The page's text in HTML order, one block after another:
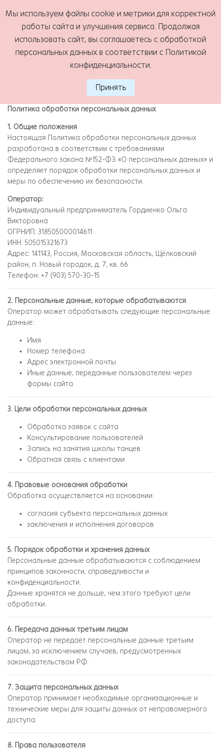
МЕНЮ
Политика обработки
персональных данных
Политика обработки персональных данных
1. Общие положения
Настоящая Политика обработки персональных данных
разработана в соответствии с требованиями
Федерального закона №152-ФЗ «О персональных данных» и
определяет порядок обработки персональных данных и
меры по обеспечению их безопасности.
Оператор:
Индивидуальный предприниматель Гордиенко Ольга
Викторовна
ОГРНИП: 318505000014611
ИНН: 505015321673
Адрес: 141143, Россия, Московская область, Щёлковский
район, п. Новый городок, д. 7, кв. 66
Телефон: +7 (903) 570-30-15
2. Персональные данные, которые обрабатываются
Оператор может обрабатывать следующие персональные
данные:
Имя
Номер телефона
Адрес электронной почты
Иные данные, переданные пользователем через
формы сайта
3. Цели обработки персональных данных
Обработка заявок с сайта
Консультирование пользователей
Запись на занятия школы танцев
Обратная связь с клиентами
4. Правовые основания обработки
Обработка осуществляется на основании:
согласия субъекта персональных данных
заключения и исполнения договоров
5. Порядок обработки и хранения данных
Персональные данные обрабатываются с соблюдением
принципов законности, справедливости и
конфиденциальности.
Данные хранятся не дольше, чем этого требуют цели
обработки.
6. Передача данных третьим лицам
Оператор не передаёт персональные данные третьим
лицам, за исключением случаев, предусмотренных
законодательством РФ.
7. Защита персональных данных
Оператор принимает необходимые организационные и
технические меры для защиты данных от неправомерного
доступа.
8. Права пользователя
Мы используем файлы cookie и метрики для корректной
работы сайта и улучшения сервиса. Продолжая
использовать сайт, вы соглашаетесь с обработкой
персональных данных в соответствии с Политикой
конфиденциальности.
Принять